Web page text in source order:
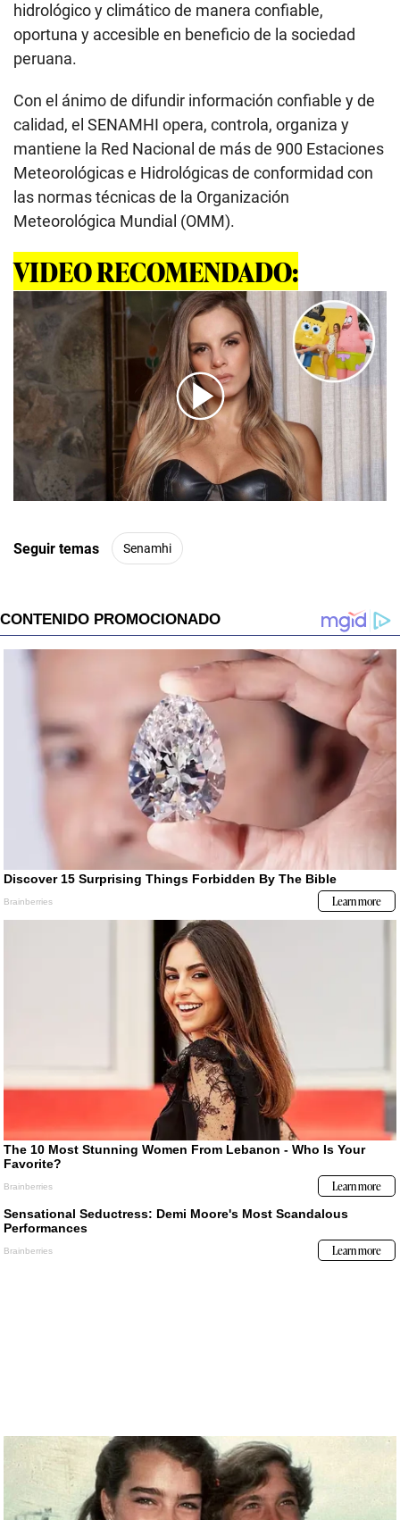
hidrológico y climático de manera confiable,
oportuna y accesible en beneficio de la sociedad
peruana.
Con el ánimo de difundir información confiable y de
calidad, el SENAMHI opera, controla, organiza y
mantiene la Red Nacional de más de 900 Estaciones
Meteorológicas e Hidrológicas de conformidad con
las normas técnicas de la Organización
Meteorológica Mundial (OMM).
VIDEO RECOMENDADO:
00:00 01:00
Seguir temas Senamhi